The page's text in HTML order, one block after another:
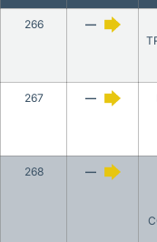
266 —
267 —
268 —